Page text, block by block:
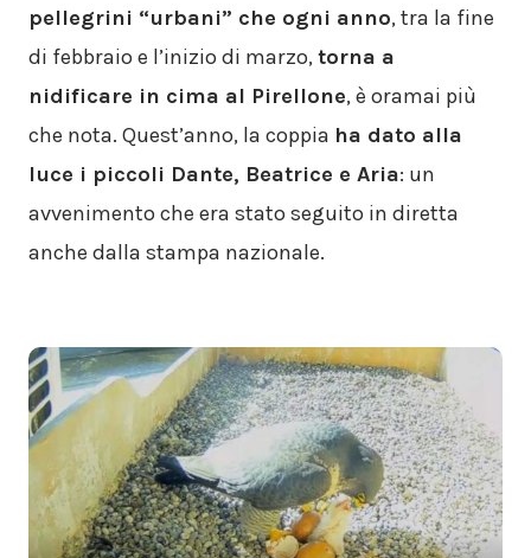
pellegrini “urbani” che ogni anno, tra la fine
di febbraio e l’inizio di marzo,torna a
nidificare in cima al Pirellone, è oramai più
che nota. Quest’anno, la coppia ha dato alla
luce i piccoli Dante, Beatrice e Aria: un
avvenimento che era stato seguito in diretta
anche dalla stampa nazionale.